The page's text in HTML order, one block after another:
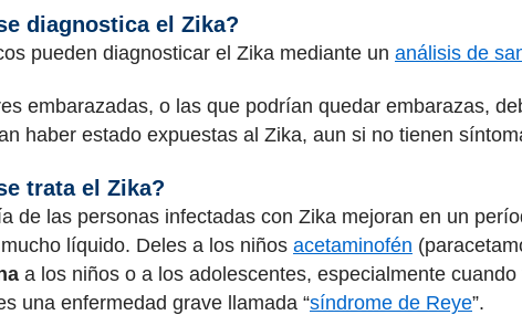
diagnostica el Zika?
pueden diagnosticar el Zika mediante un análisis de
embarazadas, o las que podrían quedar embarazas,
haber estado expuestas al Zika, aun si no tienen
trata el Zika?
de las personas infectadas con Zika mejoran en un
líquido. Deles a los niños acetaminofén
a los niños o a los adolescentes, especialmente
una enfermedad grave llamada “síndrome de Reye”.